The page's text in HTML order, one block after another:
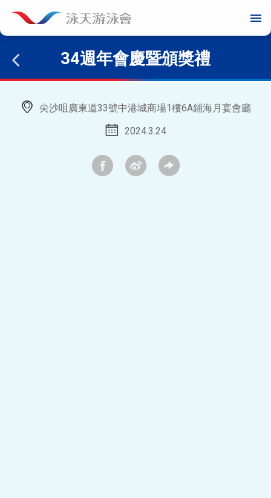
menu
34週年會慶暨頒獎禮
尖沙咀廣東道33號中港城商場1樓6A鋪海月宴會廳
2024.3.24